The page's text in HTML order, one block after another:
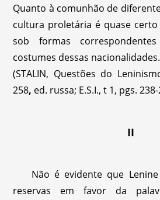
Quanto à comunhão de
cultura proletária é quase
sob formas
costumes dessas nacionalidades.
(STALIN, Questões do
258, ed. russa; E.S.I., t 1, pgs.
II
Não é evidente que
reservas em favor da